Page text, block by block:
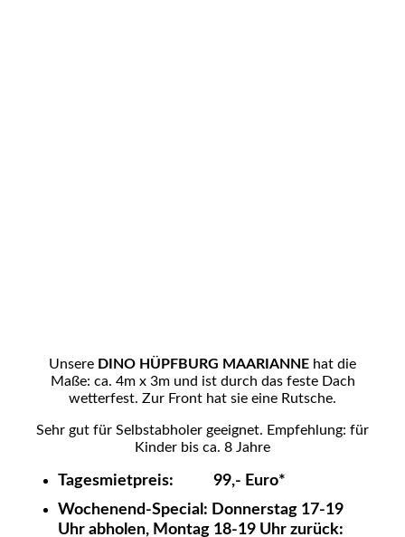
Unsere DINO HÜPFBURG MAARIANNE hat die
Maße: ca. 4m x 3m und ist durch das feste Dach
wetterfest. Zur Front hat sie eine Rutsche.
Sehr gut für Selbstabholer geeignet. Empfehlung: für
Kinder bis ca. 8 Jahre
Tagesmietpreis: 99,- Euro*
Wochenend-Special: Donnerstag 17-19
Uhr abholen, Montag 18-19 Uhr zurück: